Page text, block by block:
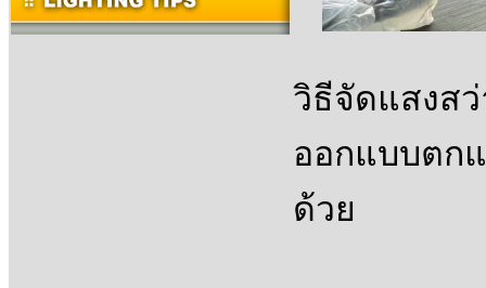
วิธีจัดแสงส
ออกแบบตก
ด้วย